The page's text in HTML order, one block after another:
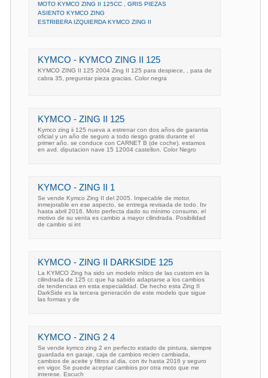
MOTO KYMCO ZING II 125CC , GRIS PIEZAS
ASIENTO KYMCO ZING
ESTRIBERA IZQUIERDA KYMCO ZING II
KYMCO - KYMCO ZING II 125
KYMCO ZING II 125 2004 Zing II 125 para despiece, , pata de
cabra 35, preguntar pieza gracias. Color negra
KYMCO - ZING II 125
Kymco zing ii 125 nueva a estrenar con dos años de garantia
oficial y un año de seguro a todo riesgo gratis durante el
primer año. se conduce con CARNET B (de coche). estamos
en avd. diputacion nave 15 12004 castellon. Color Negro
KYMCO - ZING II 1
Se vende Kymco Zing II del 2005. Impecable de motor,
inmejorable en ese aspecto, se entrega revisada de todo. Itv
hasta abril 2016. Moto perfecta dado su mínimo consumo, el
motivo de su venta es cambio a mayor cilindrada. Posibilidad
de cambio si int
KYMCO - ZING II DARKSIDE 125
La KYMCO Zing ha sido un modelo mítico de las custom en la
cilindrada de 125 cc que ha sabido adaptarse a los cambios
de tendencias en esta especialidad. De hecho esta Zing II
DarkSide es la tercera generación de este modelo que sigue
las formas y de
KYMCO - ZING 2 4
Se vende kymco zing 2 en perfecto estado de pintura, siempre
guardada en garaje, caja de cambios recien cambiada,
cambios de aceite y filtros al dia, con itv hasta 2016 y seguro
en vigor. Se puede aceptar cambios por otra moto que me
interese. Escuch